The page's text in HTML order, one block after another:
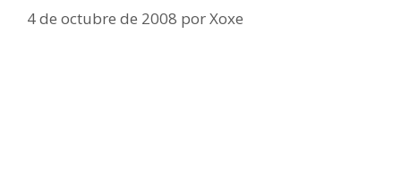
4 de octubre de 2008 porXoxe